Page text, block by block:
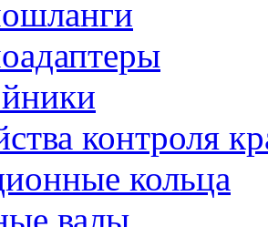
контроля
кольца
валы